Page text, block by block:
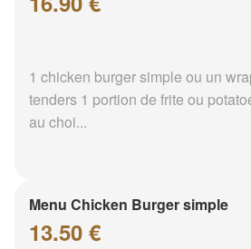
1 chicken burger simple ou un
tenders 1 portion de frite ou
au choi...
Menu Chicken Burger simple
13.50 €